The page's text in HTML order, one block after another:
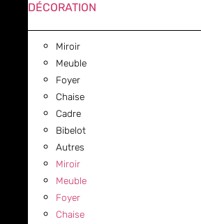
DÉCORATION
Miroir
Meuble
Foyer
Chaise
Cadre
Bibelot
Autres
Miroir
Meuble
Foyer
Chaise